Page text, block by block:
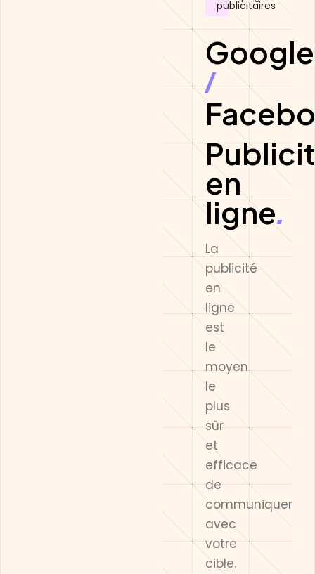
publicitaires
Google
/
en
ligne.
La
publicité
en
ligne
est
le
moyen
le
plus
sûr
et
efficace
de
communiquer
avec
votre
cible.